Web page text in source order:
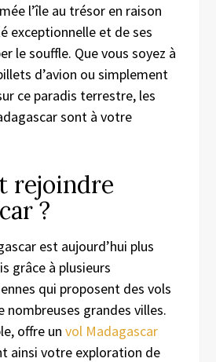
l’île au trésor en raison
exceptionnelle et de ses
le souffle. Que vous soyez à
d’avion ou simplement
ce paradis terrestre, les
sont à votre
rejoindre
?
est aujourd’hui plus
grâce à plusieurs
qui proposent des vols
nombreuses grandes villes.
offre un vol Madagascar
ainsi votre exploration de